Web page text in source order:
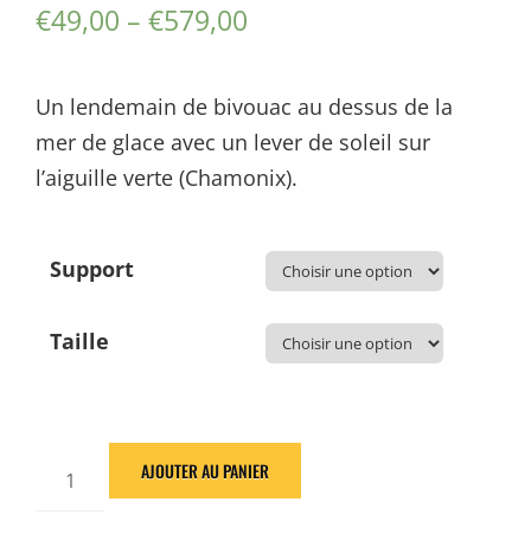
€49,00 – €579,00
Un lendemain de bivouac au dessus de la
mer de glace avec un lever de soleil sur
l’aiguille verte (Chamonix).
Support
Taille
AJOUTER AU PANIER